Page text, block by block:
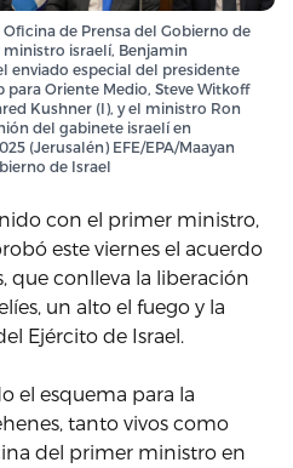
de Prensa del Gobierno de
israelí, Benjamin
enviado especial del presidente
Oriente Medio, Steve Witkoff
Kushner (I), y el ministro Ron
del gabinete israelí en
(Jerusalén) EFE/EPA/Maayan
de Israel
con el primer ministro,
este viernes el acuerdo
que conlleva la liberación
un alto el fuego y la
Ejército de Israel.
el esquema para la
tanto vivos como
del primer ministro en